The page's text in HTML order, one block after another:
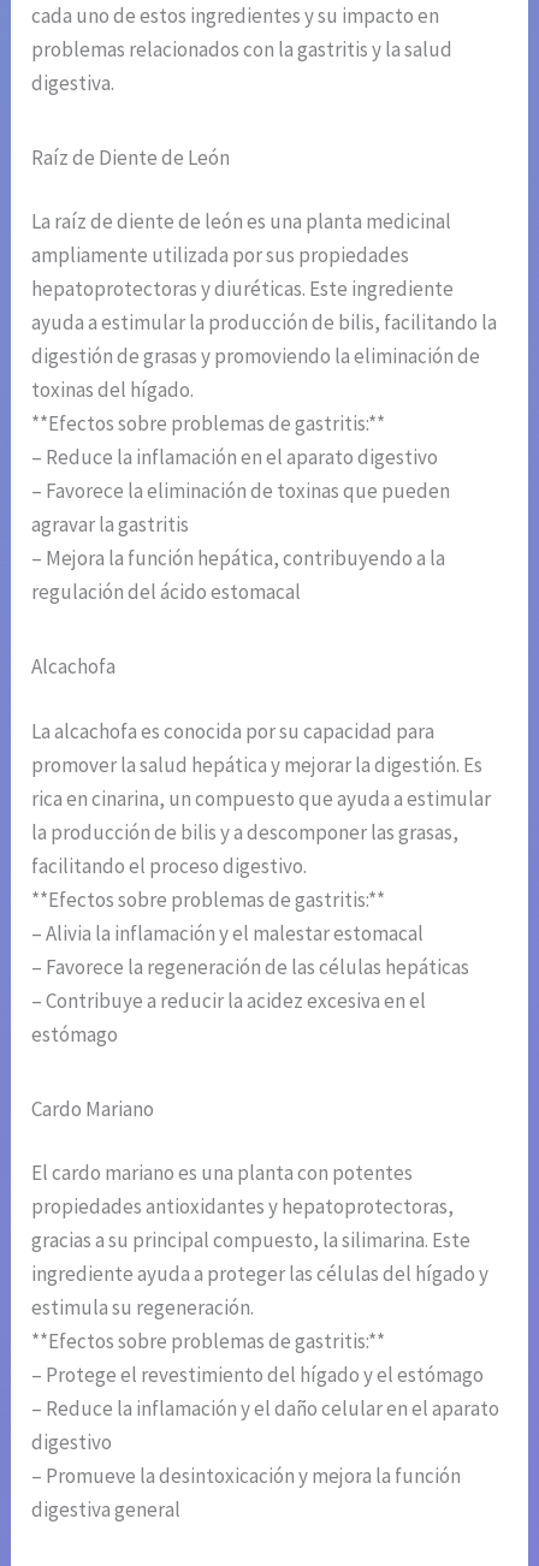
cada uno de estos ingredientes y su impacto en
problemas relacionados con la gastritis y la salud
digestiva.
Raíz de Diente de León
La raíz de diente de león es una planta medicinal
ampliamente utilizada por sus propiedades
hepatoprotectoras y diuréticas. Este ingrediente
ayuda a estimular la producción de bilis, facilitando la
digestión de grasas y promoviendo la eliminación de
toxinas del hígado.
**Efectos sobre problemas de gastritis:**
– Reduce la inflamación en el aparato digestivo
– Favorece la eliminación de toxinas que pueden
agravar la gastritis
– Mejora la función hepática, contribuyendo a la
regulación del ácido estomacal
Alcachofa
La alcachofa es conocida por su capacidad para
promover la salud hepática y mejorar la digestión. Es
rica en cinarina, un compuesto que ayuda a estimular
la producción de bilis y a descomponer las grasas,
facilitando el proceso digestivo.
**Efectos sobre problemas de gastritis:**
– Alivia la inflamación y el malestar estomacal
– Favorece la regeneración de las células hepáticas
– Contribuye a reducir la acidez excesiva en el
estómago
Cardo Mariano
El cardo mariano es una planta con potentes
propiedades antioxidantes y hepatoprotectoras,
gracias a su principal compuesto, la silimarina. Este
ingrediente ayuda a proteger las células del hígado y
estimula su regeneración.
**Efectos sobre problemas de gastritis:**
– Protege el revestimiento del hígado y el estómago
– Reduce la inflamación y el daño celular en el aparato
digestivo
– Promueve la desintoxicación y mejora la función
digestiva general